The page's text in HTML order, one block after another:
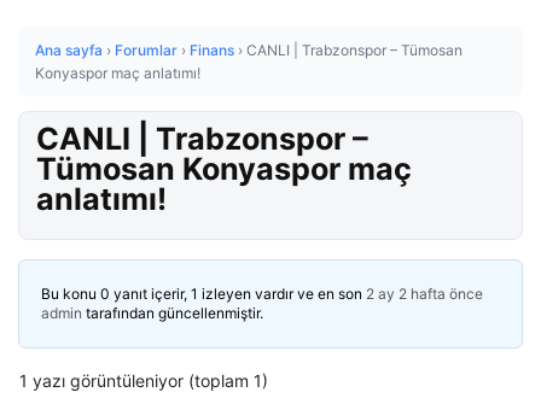
Ana sayfa › Forumlar › Finans › CANLI | Trabzonspor – Tümosan
Konyaspor maç anlatımı!
CANLI | Trabzonspor –
Tümosan Konyaspor maç
anlatımı!
Bu konu 0 yanıt içerir, 1 izleyen vardır ve en son 2 ay 2 hafta önce
admin tarafından güncellenmiştir.
1 yazı görüntüleniyor (toplam 1)